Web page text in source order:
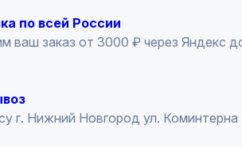
по всей России
ваш заказ от 3000 ₽ через Яндекс
г. Нижний Новгород ул.